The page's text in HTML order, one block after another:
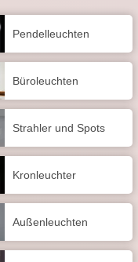
Pendel­leuchten
Büroleuchten
Strahler und Spots
Kronleuchter
Außen­leuchten